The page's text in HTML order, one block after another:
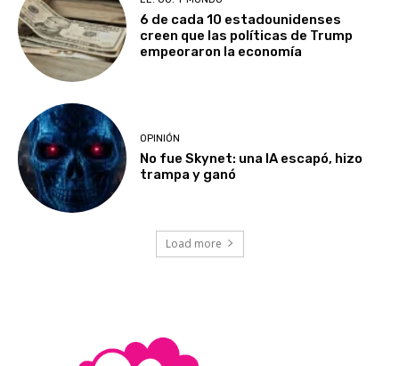
6 de cada 10 estadounidenses
creen que las políticas de Trump
empeoraron la economía
OPINIÓN
No fue Skynet: una IA escapó, hizo
trampa y ganó
Load more